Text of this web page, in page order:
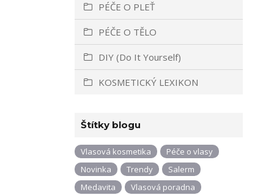
PÉČE O PLEŤ
PÉČE O TĚLO
DIY (Do It Yourself)
KOSMETICKÝ LEXIKON
Štítky blogu
Vlasová kosmetika
Péče o vlasy
Novinka
Trendy
Salerm
Medavita
Vlasová poradna